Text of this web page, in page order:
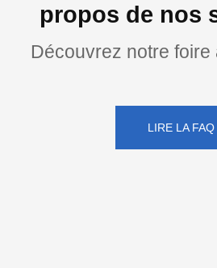
propos de nos
Découvrez notre foire
LIRE LA FAQ